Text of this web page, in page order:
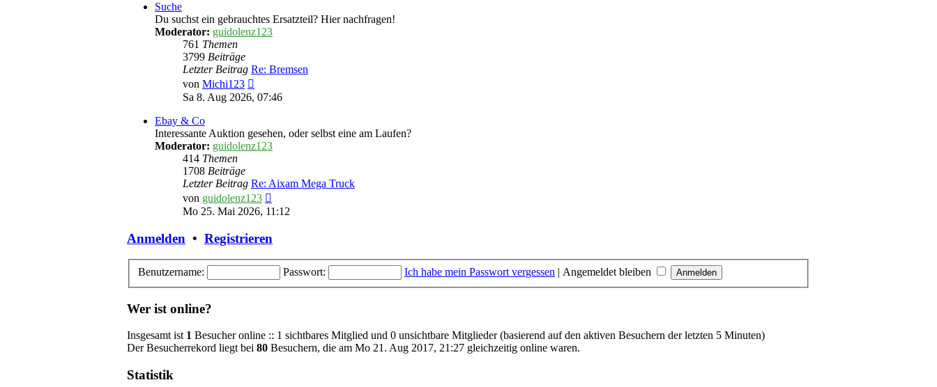
Suche
Du suchst ein gebrauchtes Ersatzteil? Hier nachfragen!
Moderator: guidolenz123
761 Themen
3799 Beiträge
Letzter Beitrag Re: Bremsen
von Michi123
Beitrag
Sa 8. Aug 2026, 07:46
Ebay & Co
Interessante Auktion gesehen, oder selbst eine am Laufen?
Moderator: guidolenz123
414 Themen
1708 Beiträge
Letzter Beitrag Re: Aixam Mega Truck
von guidolenz123
Beitrag
Mo 25. Mai 2026, 11:12
Anmelden • Registrieren
Benutzername: Passwort: Ich habe mein Passwort vergessen | Angemeldet bleiben
Wer ist online?
Insgesamt ist 1 Besucher online :: 1 sichtbares Mitglied und 0 unsichtbare Mitglieder (basierend auf den aktiven Besuchern der letzten 5 Minuten)
Der Besucherrekord liegt bei 80 Besuchern, die am Mo 21. Aug 2017, 21:27 gleichzeitig online waren.
Statistik